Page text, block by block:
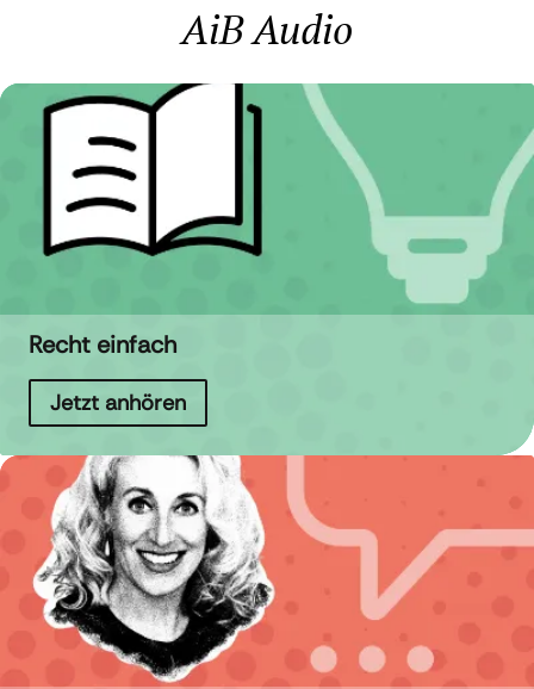
AiB Audio
Recht einfach
Jetzt anhören